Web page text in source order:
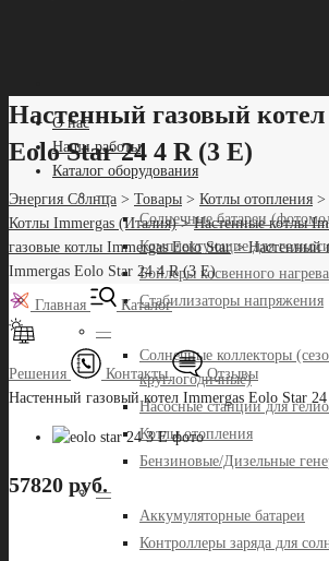
О нас
Наши работы
Каталог оборудования
—
Солнечные батареи
Комплектующие для
Бойлеры косвенного нагрева
Стабилизаторы напряжения
—
Солнечные коллекторы
круглогодичные)
Насосные станции для
Котлы отопления
Бензиновые/Дизельные
—
Аккумуляторные батареи
Контроллеры заряда для
Настенный газовый
Eolo Star 24 4 R (3 Е)
Энергия Солнца > Товары > Котлы отопления >
Котлы Immergas (Италия)>Настенные котлы
газовые котлы Immergas Eolo Star>Настенный
Immergas Eolo Star 24 4 R (3 Е)
Главная Каталог
Решения Контакты
Отзывы
Настенный газовый котел Immergas Eolo Star
57820 руб.